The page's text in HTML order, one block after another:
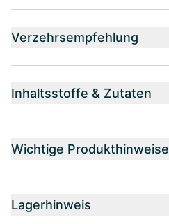
Verzehrsempfehlung
Inhaltsstoffe & Zutaten
Wichtige Produkthinweise
Lagerhinweis